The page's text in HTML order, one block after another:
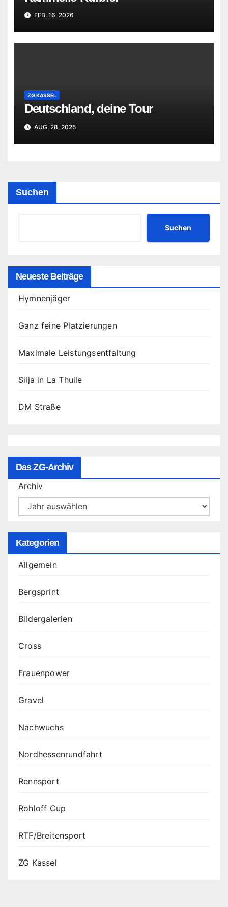
FEB. 16, 2026
ZG KASSEL
Deutschland, deine Tour
AUG. 28, 2025
Suchen
Suchen
Neueste Beiträge
Hymnenjäger
Ganz feine Platzierungen
Maximale Leistungsentfaltung
Silja in La Thuile
DM Straße
Das ZG-Archiv
Archiv
Kategorien
Allgemein
Bergsprint
Bildergalerien
Cross
Frauenpower
Gravel
Nachwuchs
Nordhessenrundfahrt
Rennsport
Rohloff Cup
RTF/Breitensport
ZG Kassel